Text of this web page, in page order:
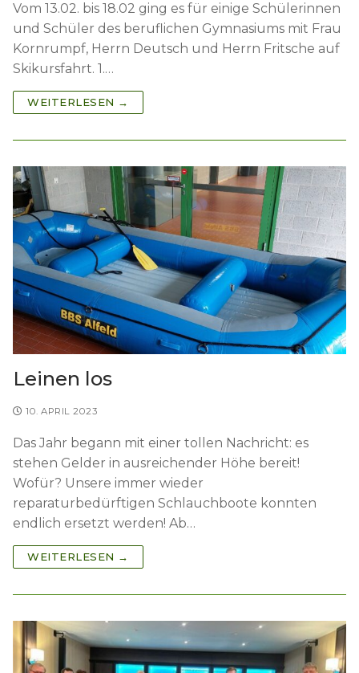
Vom 13.02. bis 18.02 ging es für einige Schülerinnen
und Schüler des beruflichen Gymnasiums mit Frau
Kornrumpf, Herrn Deutsch und Herrn Fritsche auf
Skikursfahrt. 1.…
WEITERLESEN →
Leinen los
10. APRIL 2023
Das Jahr begann mit einer tollen Nachricht: es
stehen Gelder in ausreichender Höhe bereit!
Wofür? Unsere immer wieder
reparaturbedürftigen Schlauchboote konnten
endlich ersetzt werden! Ab…
WEITERLESEN →